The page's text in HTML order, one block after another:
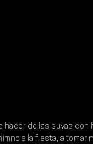
hacer de las suyas con
a la fiesta, a